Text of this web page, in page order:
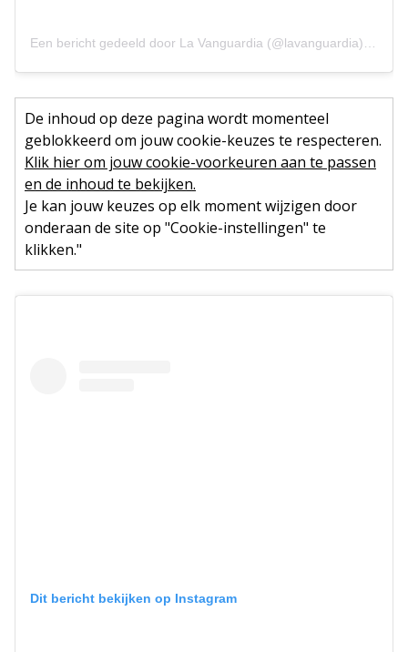
De inhoud op deze pagina wordt momenteel
geblokkeerd om jouw cookie-keuzes te respecteren.
Klik hier om jouw cookie-voorkeuren aan te passen
en de inhoud te bekijken.
Je kan jouw keuzes op elk moment wijzigen door
onderaan de site op "Cookie-instellingen" te
klikken."
Dit bericht bekijken op Instagram